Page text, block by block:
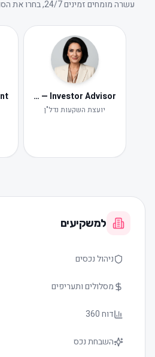
עשרה מומחים זמינים 24/7, בחרו את הסוכן המתאים והתחילו לשוחח.
Iris — Investor Advisor
יועצת השקעות נדל"ן
למשקיעים
ניהול נכסים
מסלולים ותעריפים
דוח 360
השבחת נכס